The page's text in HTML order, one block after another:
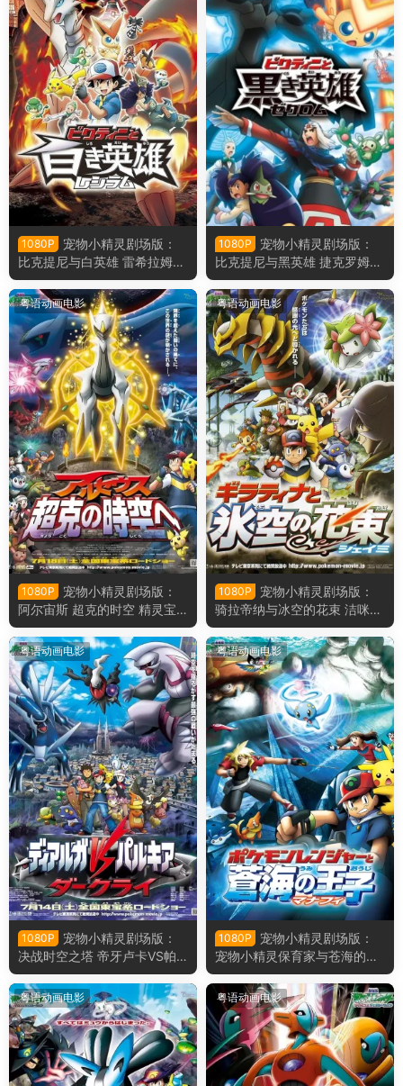
1080P
宠物小精灵剧场版：
比克提尼与白英雄 雷希拉姆
精灵宝可梦剧场版：比克提尼
与白之英雄莱希拉姆粤语版
1080P
宠物小精灵剧场版：
比克提尼与黑英雄 捷克罗姆
精灵宝可梦剧场版：比克提尼
与黑之英雄捷克罗姆粤语版
粤语动画电影
1080P
宠物小精灵剧场版：
阿尔宙斯 超克的时空 精灵宝
可梦剧场版：去往超克的时空
粤语版
粤语动画电影
1080P
宠物小精灵剧场版：
骑拉帝纳与冰空的花束 洁咪
精灵宝可梦剧场版：冥王龙与
冰空的花束雪米粤语版
粤语动画电影
1080P
宠物小精灵剧场版：
决战时空之塔 帝牙卢卡VS帕
路奇犽VS达克莱伊 精灵宝可
梦剧场版：决战时空之塔 帝牙
卢卡VS帕路奇犽VS达克莱伊
粤语版
粤语动画电影
1080P
宠物小精灵剧场版：
宠物小精灵保育家与苍海的王
子玛纳霏 精灵宝可梦剧场版：
护林员与沧海之王子玛娜霏粤
语版
粤语动画电影 粤语动画电影